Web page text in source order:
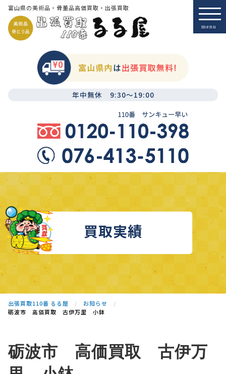
富山県の美術品・骨董品高価買取・出張買取
年中無休 9:30～19:00
買取実績
出張買取110番 るる屋
お知らせ
砺波市 高価買取 古伊万里 小鉢
砺波市 高価買取 古伊万